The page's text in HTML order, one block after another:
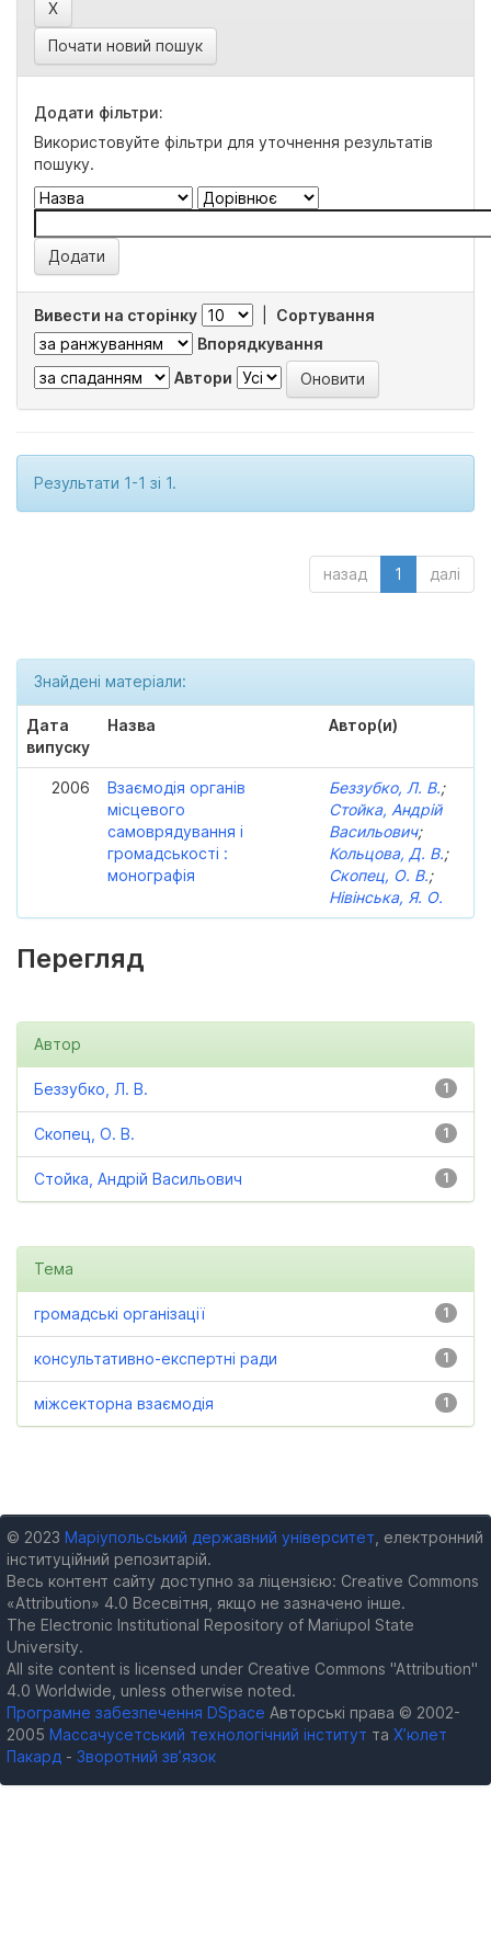
Почати новий пошук
Додати фільтри:
Використовуйте фільтри для уточнення результатів
пошуку.
Вивести на сторінку
Сортування
Впорядкування
Автори
Результати 1-1 зі 1.
назад 1 далі
Знайдені матеріали:
Дата
випуску
Назва Автор(и)
2006
Взаємодія органів
місцевого
самоврядування і
громадськості :
монографія
Беззубко, Л. В.;
Стойка, Андрій
Васильович;
Кольцова, Д. В.;
Скопец, О. В.;
Нівінська, Я. О.
Перегляд
Автор
1
Беззубко, Л. В.
1
Скопец, О. В.
1
Стойка, Андрій Васильович
Тема
1
громадські організації
1
консультативно-експертні ради
1
міжсекторна взаємодія
© 2023 Маріупольський державний університет , електронний
інституційний репозитарій.
Весь контент сайту доступно за ліцензією: Creative Commons
«Attribution» 4.0 Всесвітня, якщо не зазначено інше.
The Electronic Institutional Repository of Mariupol State
University.
All site content is licensed under Creative Commons "Attribution"
4.0 Worldwide, unless otherwise noted.
Програмне забезпечення DSpace Авторські права © 2002-
2005 Массачусетський технологічний інститут та Х’юлет
Пакард - Зворотний зв’язок